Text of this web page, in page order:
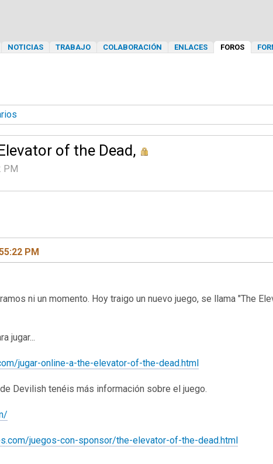
NOTICIAS TRABAJO COLABORACIÓN ENLACES FOROS
of the Dead,
PM
PM
ni un momento. Hoy traigo un nuevo juego, se llama "The
jugar...
jugar-online-a-the-elevator-of-the-dead.html
Devilish tenéis más información sobre el juego.
juegos-con-sponsor/the-elevator-of-the-dead.html